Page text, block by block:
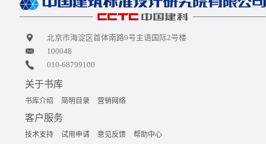
北京市海淀区首体南路9号主语国际2号楼
100048
010-68799100
关于书库
书库介绍 简明目录 营销网络
客户服务
技术支持 试用申请 意见反馈 帮助中心